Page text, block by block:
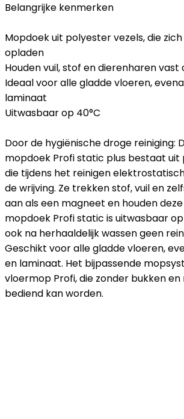
Belangrijke kenmerken
Mopdoek uit polyester vezels, die
opladen
Houden vuil, stof en dierenharen
Ideaal voor alle gladde vloeren,
laminaat
Uitwasbaar op 40°C
Door de hygiënische droge reiniging:
mopdoek Profi static plus bestaat uit
die tijdens het reinigen
de wrijving. Ze trekken stof, vuil en
aan als een magneet en houden
mopdoek Profi static is uitwasbaar
ook na herhaaldelijk wassen geen
Geschikt voor alle gladde vloeren,
en laminaat. Het bijpassende
vloermop Profi, die zonder bukken
bediend kan worden.